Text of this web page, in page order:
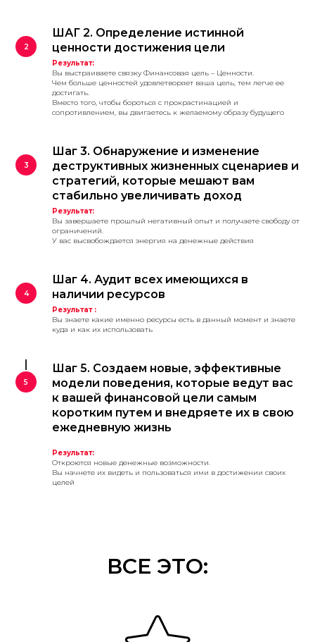
ШАГ 2. Определение истинной
ценности достижения цели
Результат:
Вы выстраиваете связку Финансовая цель – Ценности.
Чем больше ценностей удовлетворяет ваша цель, тем легче ее
достигать.
Вместо того, чтобы бороться с прокрастинацией и
сопротивлением, вы двигаетесь к желаемому образу будущего
Шаг 3. Обнаружение и изменение
деструктивных жизненных сценариев и
стратегий, которые мешают вам
стабильно увеличивать доход
Результат:
Вы завершаете прошлый негативный опыт и получаете свободу от
ограничений.
У вас высвобождается энергия на денежные действия
Шаг 4. Аудит всех имеющихся в
наличии ресурсов
Результат :
Вы знаете какие именно ресурсы есть в данный момент и знаете
куда и как их использовать
Шаг 5. Создаем новые, эффективные
модели поведения, которые ведут вас
к вашей финансовой цели самым
коротким путем и внедряете их в свою
ежедневную жизнь
Результат:
Откроются новые денежные возможности.
Вы начнете их видеть и пользоваться ими в достижении своих
целей
ВСЕ ЭТО: